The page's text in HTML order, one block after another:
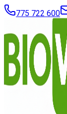
775 722 600